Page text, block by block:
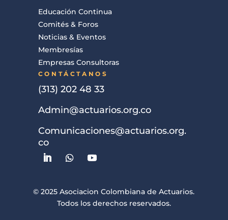
Educación Continua
Comités & Foros
Noticias & Eventos
Membresías
Empresas Consultoras
CONTÁCTANOS
(313) 202 48 33
Admin@actuarios.org.co
Comunicaciones@actuarios.org.
co
© 2025 Asociacion Colombiana de Actuarios.
Todos los derechos reservados.